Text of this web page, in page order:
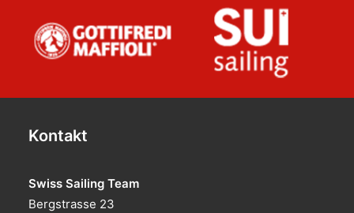
Kontakt
Swiss Sailing Team
Bergstrasse 23